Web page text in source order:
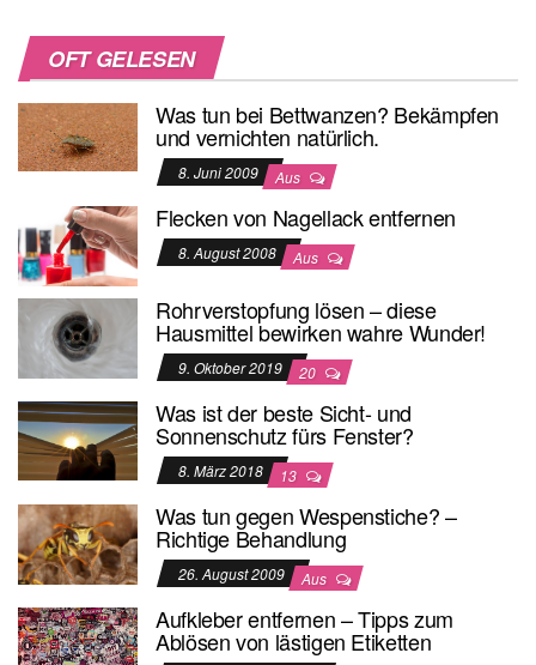
OFT GELESEN
Was tun bei Bettwanzen? Bekämpfen
und vernichten natürlich.
8. Juni 2009 Aus
Flecken von Nagellack entfernen
8. August 2008 Aus
Rohrverstopfung lösen – diese
Hausmittel bewirken wahre Wunder!
9. Oktober 2019 20
Was ist der beste Sicht- und
Sonnenschutz fürs Fenster?
8. März 2018 13
Was tun gegen Wespenstiche? –
Richtige Behandlung
26. August 2009 Aus
Aufkleber entfernen – Tipps zum
Ablösen von lästigen Etiketten